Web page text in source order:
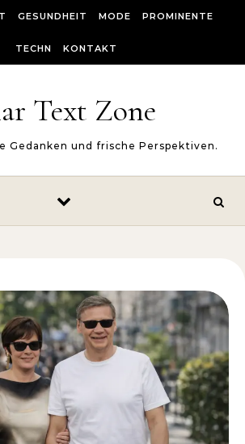
GESUNDHEIT MODE PROMINENTE
TECHN KONTAKT
Text Zone
Gedanken und frische Perspektiven.